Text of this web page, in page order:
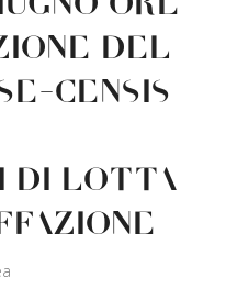
del
CENSIS
di lotta